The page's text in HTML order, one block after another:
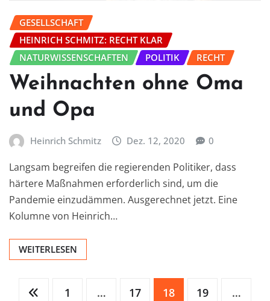
GESELLSCHAFT
HEINRICH SCHMITZ: RECHT KLAR
NATURWISSENSCHAFTEN
POLITIK RECHT
Weihnachten ohne Oma
und Opa
Heinrich Schmitz Dez. 12, 2020 0
Langsam begreifen die regierenden Politiker, dass
härtere Maßnahmen erforderlich sind, um die
Pandemie einzudämmen. Ausgerechnet jetzt. Eine
Kolumne von Heinrich…
WEITERLESEN
Seitennummerierung
1 … 17 18 19 …